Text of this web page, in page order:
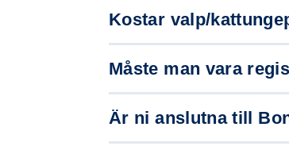
Kostar valp/
Måste man vara
Är ni anslutna till